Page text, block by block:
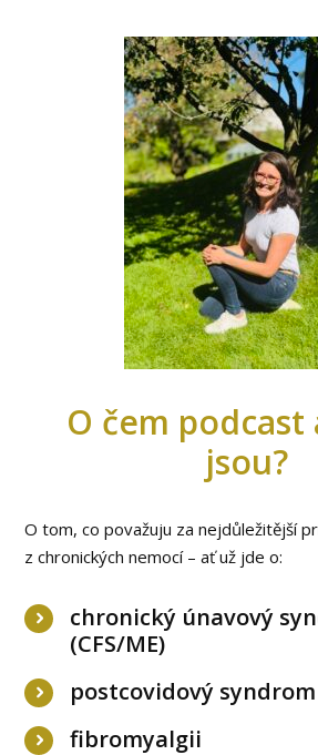
O čem podcast
jsou?
O tom, co považuju za nejdůležitější
z chronických nemocí – ať už jde o:
chronický únavový
(CFS/ME)
postcovidový syndrom
fibromyalgii